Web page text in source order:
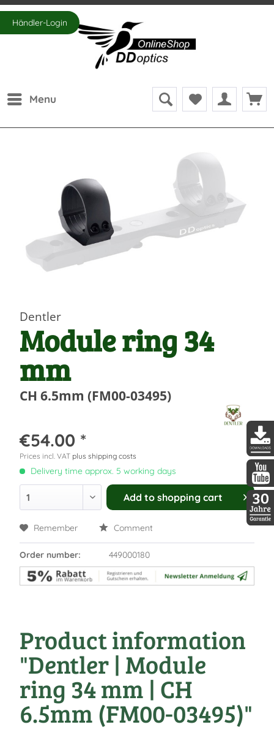
Händler-Login
Menu
Dentler
Module ring 34
mm
CH 6.5mm (FM00-03495)
€54.00 *
Prices incl. VAT plus shipping costs
Delivery time approx. 5 working days
Add to shopping cart
Remember Comment
Order number: 449000180
Product information
"Dentler | Module
ring 34 mm | CH
6.5mm (FM00-03495)"